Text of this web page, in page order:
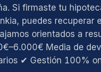
Si firmaste tu
puedes recuperar
orientados a
Media de
✔ Gestión 100%